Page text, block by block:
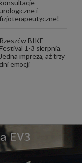
konsultacje
urologiczne i
fizjoterapeutyczne!
Rzeszów BIKE
Festival 1-3 sierpnia.
Jedna impreza, aż trzy
dni emocji